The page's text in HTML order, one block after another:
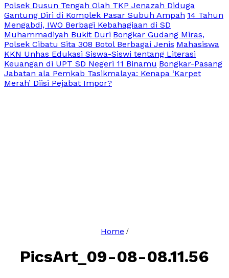
Polsek Dusun Tengah Olah TKP Jenazah Diduga
Gantung Diri di Komplek Pasar Subuh Ampah 14 Tahun
Mengabdi, IWO Berbagi Kebahagiaan di SD
Muhammadiyah Bukit Duri Bongkar Gudang Miras,
Polsek Cibatu Sita 308 Botol Berbagai Jenis Mahasiswa
KKN Unhas Edukasi Siswa-Siswi tentang Literasi
Keuangan di UPT SD Negeri 11 Binamu Bongkar-Pasang
Jabatan ala Pemkab Tasikmalaya: Kenapa ‘Karpet
Merah’ Diisi Pejabat Impor?
Home /
PicsArt_09-08-08.11.56